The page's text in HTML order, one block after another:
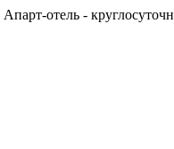
Апарт-отель -